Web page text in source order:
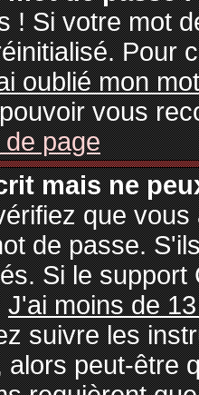
! Si votre mot
Pour
oublié mon
vous
page
mais ne
que
de passe.
Si le
J'ai moins de
suivre les
peut-être